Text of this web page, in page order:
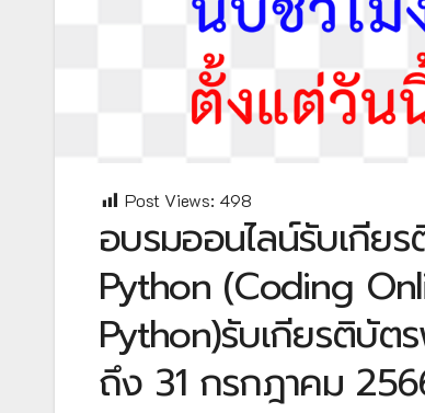
Post Views: 498
อบรมออนไลน์รับเกีย
Python (Coding
Python)รับเกียรติบัต
ถึง 31 กรกฎาคม